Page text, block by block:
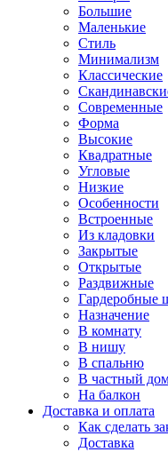
Большие
Маленькие
Стиль
Минимализм
Классические
Современные
Форма
Высокие
Квадратные
Угловые
Низкие
Особенности
Встроенные
Из кладовки
Закрытые
Открытые
Раздвижные
Гардеробные
Назначение
В комнату
В нишу
В спальню
В частный
На балкон
Доставка и оплата
Как сделать
Доставка